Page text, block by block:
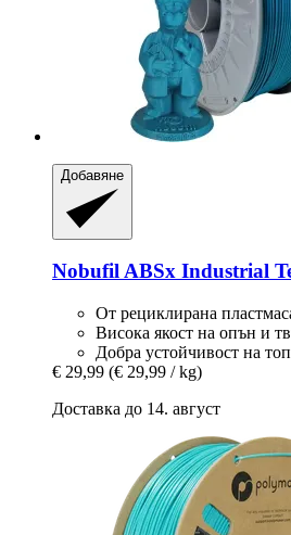
Добавяне
NobufilABSx Industrial
От рециклирана
Висока якост на опън и
Добра устойчивост на
€ 29,99 (€ 29,99 / kg)
Доставка до 14. август